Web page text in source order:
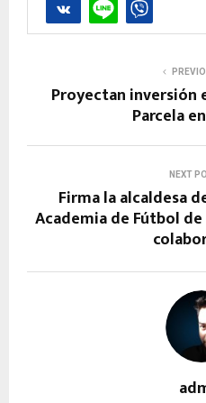
Proyectan inversión
Parcela
NEXT
Firma la alcaldesa
Academia de Fútbol